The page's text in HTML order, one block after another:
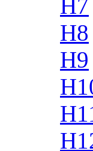
H7
H8
H9